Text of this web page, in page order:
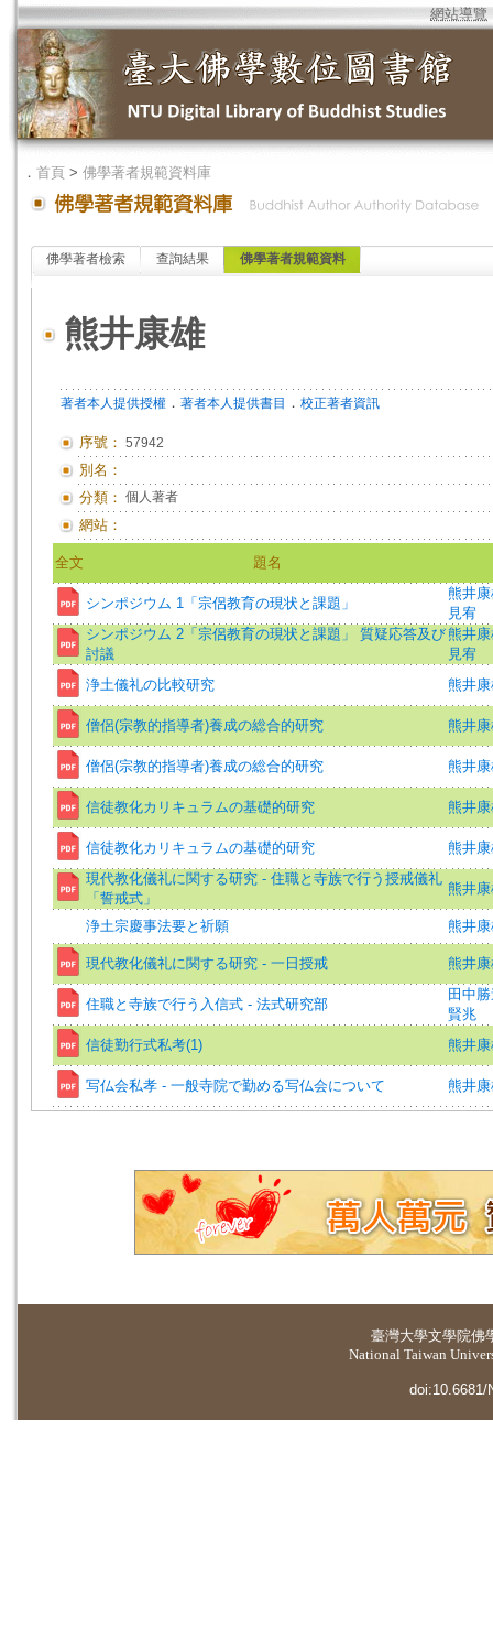
網站導覽
． 首頁 > 佛學著者規範資料庫
佛學著者檢索 查詢結果 佛學著者規範資料
熊井康雄
著者本人提供授權 ． 著者本人提供書目 ． 校正著者資訊
序號： 57942
別名：
分類： 個人著者
網站：
全文 題名
シンポジウム 1「宗侶教育の現状と課題」
熊井
見宥
シンポジウム 2「宗侶教育の現状と課題」 質疑応答及び
討議
熊井
見宥
浄土儀礼の比較研究
熊井
僧侶(宗教的指導者)養成の総合的研究 熊井
僧侶(宗教的指導者)養成の総合的研究 熊井
信徒教化カリキュラムの基礎的研究 熊井
信徒教化カリキュラムの基礎的研究
熊井
現代教化儀礼に関する研究 - 住職と寺族で行う授戒儀礼
「誓戒式」
熊井
浄土宗慶事法要と祈願 熊井
現代教化儀礼に関する研究 - 一日授戒 熊井
住職と寺族で行う入信式 - 法式研究部
田中
賢兆
信徒勤行式私考(1)
熊井
写仏会私孝 - 一般寺院で勤める写仏会について 熊井
臺灣大學文學院佛
National Taiwan
doi:10.6681/